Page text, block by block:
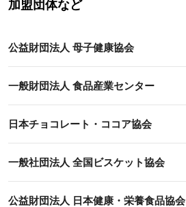
加盟団体など
公益財団法人 母子健康協会
一般財団法人 食品産業センター
日本チョコレート・ココア協会
一般社団法人 全国ビスケット協会
公益財団法人 日本健康・栄養食品協会